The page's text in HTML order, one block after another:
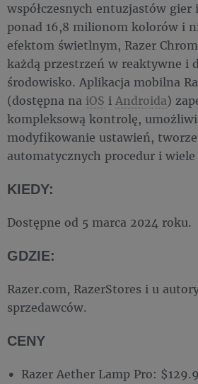
współczesnych entuzjastów
ponad 16,8 milionom kolorów i
efektom świetlnym, Razer
każdą przestrzeń w reaktywne i
środowisko. Aplikacja mobilna
(dostępna na iOS i Androida)
kompleksową kontrolę,
modyfikowanie ustawień,
automatycznych procedur i wiele
KIEDY:
Dostępne od 5 marca 2024 roku.
GDZIE:
Razer.com, RazerStores i u
sprzedawców.
CENY
Razer Aether Lamp Pro: